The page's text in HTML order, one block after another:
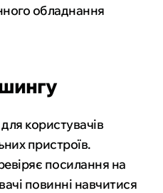
обладнання
користувачів
пристроїв.
посилання на
повинні навчитися